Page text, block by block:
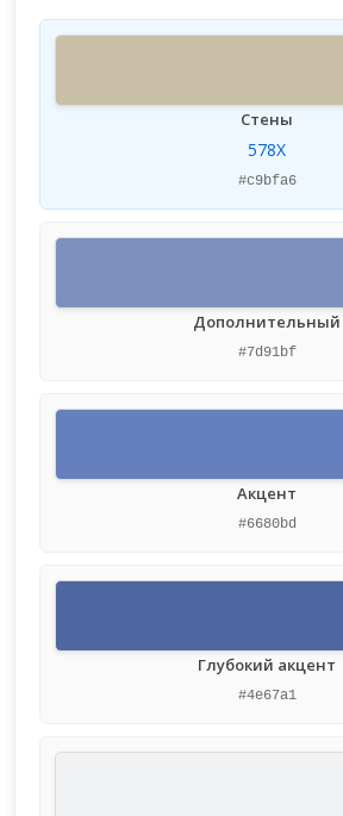
Стены
578X
#c9bfa6
Дополнительный
#7d91bf
Акцент
#6680bd
Глубокий акцент
#4e67a1